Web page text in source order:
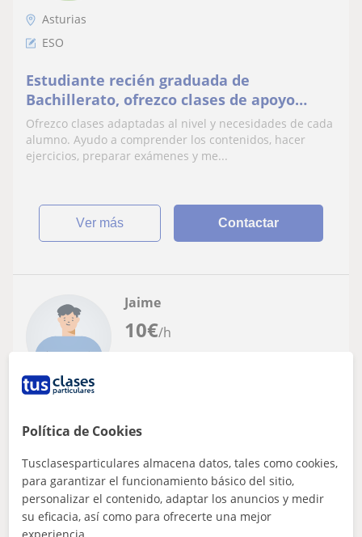
Asturias
ESO
Estudiante recién graduada de
Bachillerato, ofrezco clases de apoyo
escolar para alumnos de toda la ESO o
más pequeños
Ofrezco clases adaptadas al nivel y necesidades de cada
alumno. Ayudo a comprender los contenidos, hacer
ejercicios, preparar exámenes y me...
ver más Contactar
10€/h
Jaime
Asturias
ESO
Clases Secundaria Inglés, Geografía e
Historia, Biología, Geología, Música,
Filosofía
Bachiller de Ciencias de la Salud, actualmente cursando
Grado en Historia y Ciencias de la Música. Experiencia
Política de Cookies
Tusclasesparticulares almacena datos, tales como cookies,
para garantizar el funcionamiento básico del sitio,
personalizar el contenido, adaptar los anuncios y medir
su eficacia, así como para ofrecerte una mejor
experiencia.